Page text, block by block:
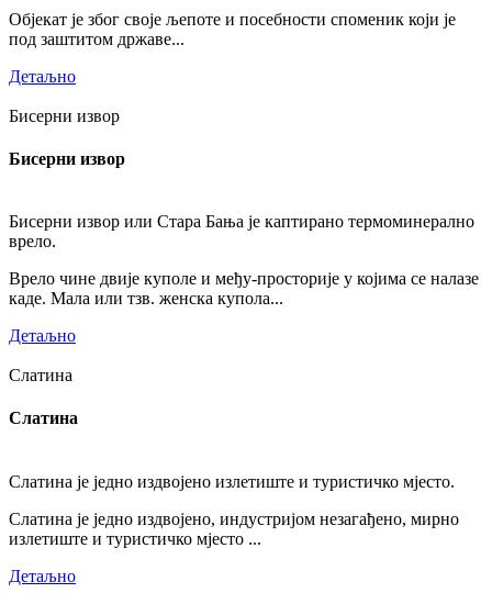
Објекат је због своје љепоте и посебности споменик који је
под заштитом државе...
Детаљно
Бисерни извор
Бисерни извор
Бисерни извор или Стара Бања је каптирано термоминерално
врело.
Врело чине двије куполе и међу-просторије у којима се налазе
каде. Мала или тзв. женска купола...
Детаљно
Слатина
Слатина
Слатина је једно издвојено излетиште и туристичко мјесто.
Слатина је једно издвојено, индустријом незагађено, мирно
излетиште и туристичко мјесто ...
Детаљно